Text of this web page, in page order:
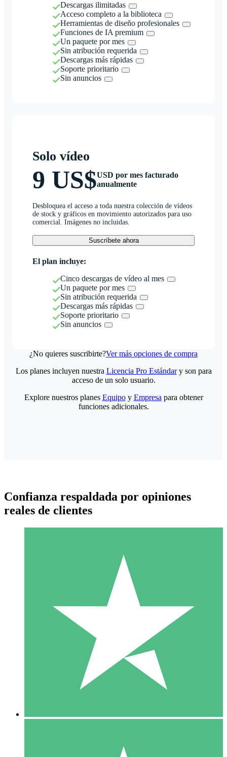
Descargas ilimitadas
Acceso completo a la biblioteca
Herramientas de diseño profesionales
Funciones de IA premium
Un paquete por mes
Sin atribución requerida
Descargas más rápidas
Soporte prioritario
Sin anuncios
Solo vídeo
9 US$USD por mes facturado
anualmente
Desbloquea el acceso a toda nuestra colección de vídeos
de stock y gráficos en movimiento autorizados para uso
comercial. Imágenes no incluidas.
Suscríbete ahora
El plan incluye:
Cinco descargas de vídeo al mes
Un paquete por mes
Sin atribución requerida
Descargas más rápidas
Soporte prioritario
Sin anuncios
¿No quieres suscribirte?Ver más opciones de compra
Paquetes de Créditos Individuales
Paga según el uso con créditos de descarga. Sin compromiso
10 00
10 Descargas
Los planes incluyen nuestra Licencia Pro Estándary son para
acceso de un solo usuario.
Explore nuestros planes Equipoy Empresa para obtener
funciones adicionales.
Confianza respaldada por opiniones
reales de clientes